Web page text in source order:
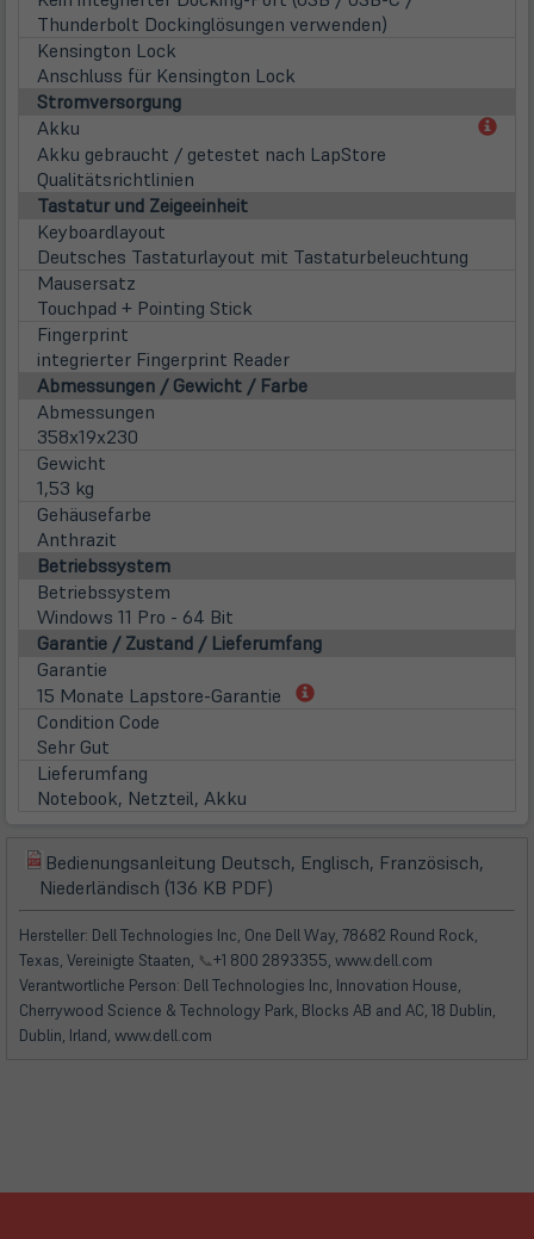
Thunderbolt Dockinglösungen verwenden)
Kensington Lock
Anschluss für Kensington Lock
Stromversorgung
Akku
Akku gebraucht / getestet nach LapStore
Qualitätsrichtlinien
Tastatur und Zeigeeinheit
Keyboardlayout
Deutsches Tastaturlayout mit Tastaturbeleuchtung
Mausersatz
Touchpad + Pointing Stick
Fingerprint
integrierter Fingerprint Reader
Abmessungen / Gewicht / Farbe
Abmessungen
358x19x230
Gewicht
1,53 kg
Gehäusefarbe
Anthrazit
Betriebssystem
Betriebssystem
Windows 11 Pro - 64 Bit
Garantie / Zustand / Lieferumfang
Garantie
15 Monate Lapstore-Garantie
(öffnet
Condition Code
Sehr Gut
Lieferumfang
Notebook, Netzteil, Akku
(öffnet
in
neuem
Tab)
Bedienungsanleitung Deutsch, Englisch, Französisch,
Niederländisch (136 KB PDF)
in
neuem
Tab)
Hersteller: Dell Technologies Inc, One Dell Way, 78682 Round Rock,
Texas, Vereinigte Staaten, 📞+1 800 2893355, www.dell.com
Verantwortliche Person: Dell Technologies Inc, Innovation House,
Cherrywood Science & Technology Park, Blocks AB and AC, 18 Dublin,
Dublin, Irland, www.dell.com